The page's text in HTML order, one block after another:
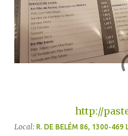
http://
Local: R. DE BELÉM 86, 1300-469